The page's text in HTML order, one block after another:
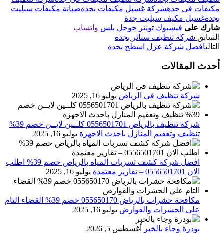
مكيفات فى جدهشركة غسيل مكيفات بجدةصيانة مكيفات سبليت
بجدةغسيل مكيف سبليت جدة
شارك على فيسبوك تويتر جوجل بلس واتساب
السابق شركة تنظيف ستائر بجدة
التاليافضل شركة عزل اسطح بجدة
أحدث المقالات
شركة تنظيف فى الرياض يوليو 16, 2025
شركة تنظيف بالرياض 0556501701 كلــين لايــن خصم 39%
تنظيف وتعقيم المنازل باحدث الاجهزة يوليو 16, 2025
افضل شركة كشف تسربات المياه بالرياض خصم 39% اطلب
الان 0556501701‬‏ – تقارير معتمدة
يوليو 16, 2025
مكافحة حشرات بالرياض 055650170 خصم 39% القضاء التام
علي الحشرات والقوارض يوليو 16, 2025
بودرة وجاء بالخبر أغسطس 5, 2026